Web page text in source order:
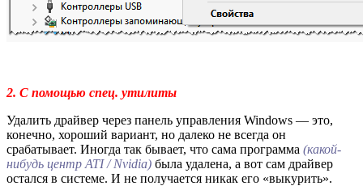
2. С помощью спец. утилиты
Удалить драйвер через панель управления Windows — это,
конечно, хороший вариант, но далеко не всегда он
срабатывает. Иногда так бывает, что сама программа (какой-
нибудь центр ATI / Nvidia) была удалена, а вот сам драйвер
остался в системе. И не получается никак его «выкурить».